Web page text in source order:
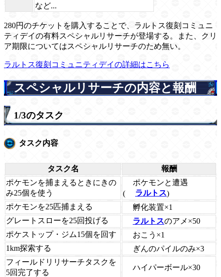
など...
280円のチケットを購入することで、ラルトス復刻コミュニ
ティデイの有料スペシャルリサーチが登場する。また、クリ
ア期限についてはスペシャルリサーチのため無い。
ラルトス復刻コミュニティデイの詳細はこちら
スペシャルリサーチの内容と報酬
1/3のタスク
タスク内容
タスク名
報酬
ポケモンを捕まえるときにきの
み25個を使う
ポケモンと遭遇
(
ラルトス)
ポケモンを25匹捕まえる
孵化装置×1
グレートスローを25回投げる
ラルトスのアメ×50
ポケストップ・ジム15個を回す
おこう×1
1km探索する
ぎんのパイルのみ×3
フィールドリリサーチタスクを
5回完了する
ハイパーボール×30